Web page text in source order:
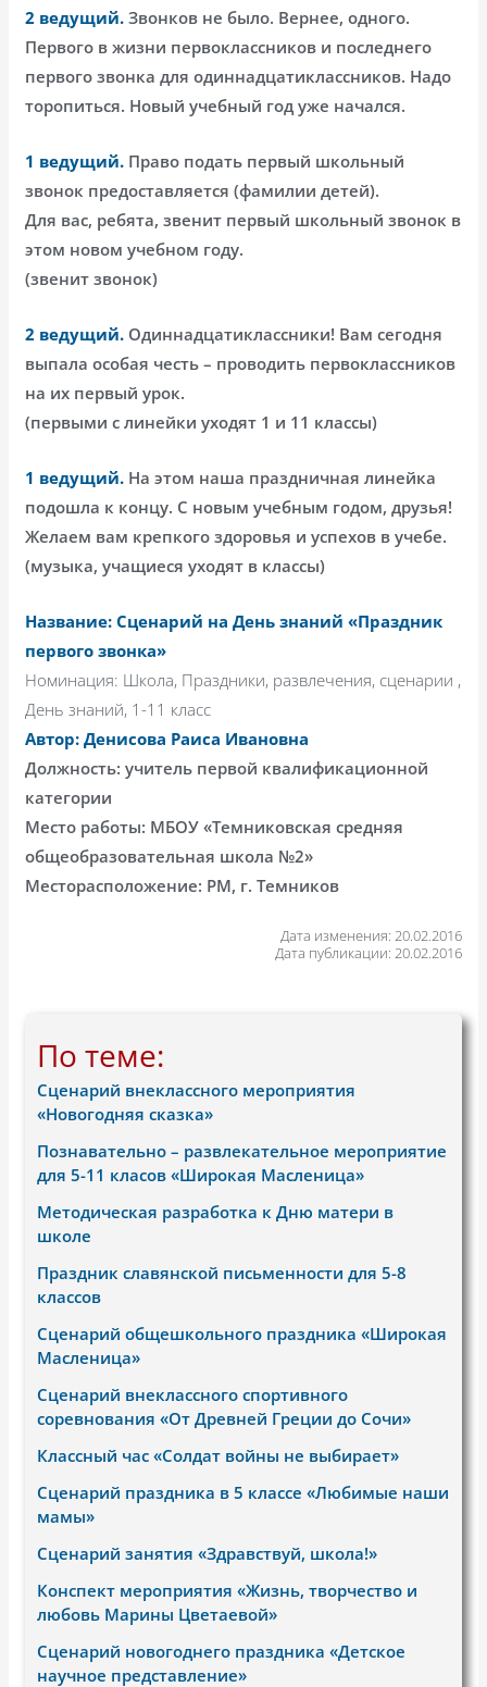
2 ведущий. Звонков не было. Вернее, одного.
Первого в жизни первоклассников и последнего
первого звонка для одиннадцатиклассников. Надо
торопиться. Новый учебный год уже начался.
1 ведущий. Право подать первый школьный
звонок предоставляется (фамилии детей).
Для вас, ребята, звенит первый школьный звонок в
этом новом учебном году.
(звенит звонок)
2 ведущий. Одиннадцатиклассники! Вам сегодня
выпала особая честь – проводить первоклассников
на их первый урок.
(первыми с линейки уходят 1 и 11 классы)
1 ведущий. На этом наша праздничная линейка
подошла к концу. С новым учебным годом, друзья!
Желаем вам крепкого здоровья и успехов в учебе.
(музыка, учащиеся уходят в классы)
Название: Сценарий на День знаний «Праздник
первого звонка»
Номинация: Школа, Праздники, развлечения, сценарии ,
День знаний, 1-11 класс
Автор: Денисова Раиса Ивановна
Должность: учитель первой квалификационной
категории
Место работы: МБОУ «Темниковская средняя
общеобразовательная школа №2»
Месторасположение: РМ, г. Темников
Дата изменения: 20.02.2016
Дата публикации: 20.02.2016
По теме:
Сценарий внеклассного мероприятия
«Новогодняя сказка»
Познавательно – развлекательное мероприятие
для 5-11 класов «Широкая Масленица»
Методическая разработка к Дню матери в
школе
Праздник славянской письменности для 5-8
классов
Сценарий общешкольного праздника «Широкая
Масленица»
Сценарий внеклассного спортивного
соревнования «От Древней Греции до Сочи»
Классный час «Солдат войны не выбирает»
Сценарий праздника в 5 классе «Любимые наши
мамы»
Сценарий занятия «Здравствуй, школа!»
Конспект мероприятия «Жизнь, творчество и
любовь Марины Цветаевой»
Сценарий новогоднего праздника «Детское
научное представление»